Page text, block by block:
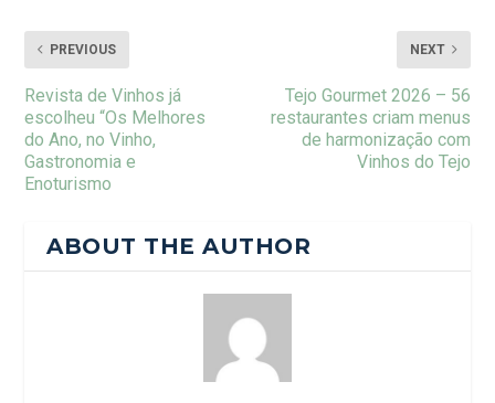
PREVIOUS
Revista de Vinhos já
escolheu “Os Melhores
do Ano, no Vinho,
Gastronomia e
Enoturismo
NEXT
Tejo Gourmet 2026 – 56
restaurantes criam menus
de harmonização com
Vinhos do Tejo
ABOUT THE AUTHOR